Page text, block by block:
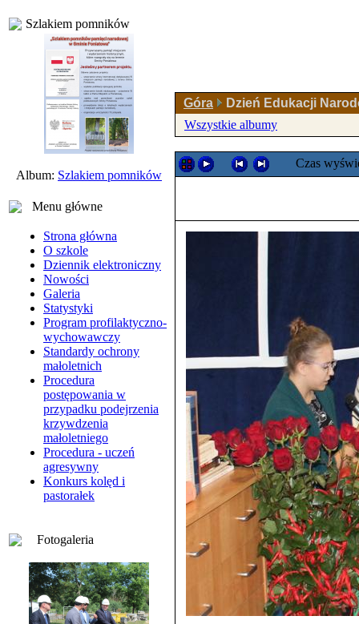
Szlakiem pomników
Album: Szlakiem pomników
Menu główne
Strona główna
O szkole
Dziennik elektroniczny
Nowości
Galeria
Statystyki
Program profilaktyczno-
wychowawczy
Standardy ochrony
małoletnich
Procedura
postępowania w
przypadku podejrzenia
krzywdzenia
małoletniego
Procedura - uczeń
agresywny
Konkurs kolęd i
pastorałek
Fotogaleria
Góra
Dzień Edukacji
Wszystkie albumy
Czas